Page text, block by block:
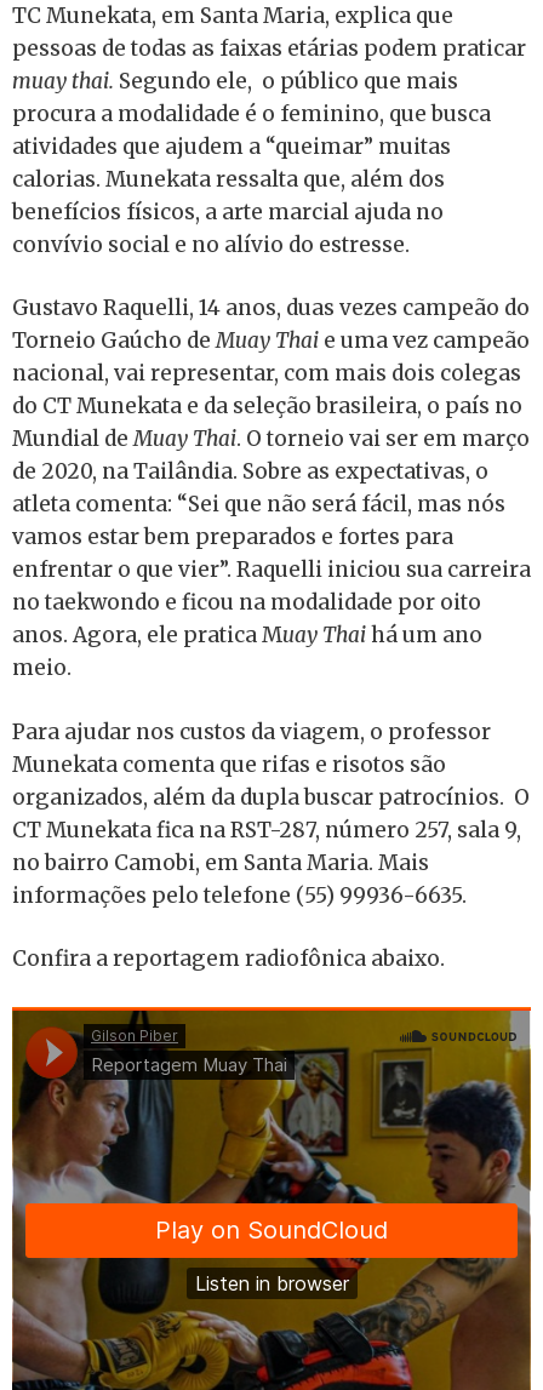
TC Munekata, em Santa Maria, explica que
pessoas de todas as faixas etárias podem praticar
muay thai. Segundo ele, o público que mais
procura a modalidade é o feminino, que busca
atividades que ajudem a “queimar” muitas
calorias. Munekata ressalta que, além dos
benefícios físicos, a arte marcial ajuda no
convívio social e no alívio do estresse.
Gustavo Raquelli, 14 anos, duas vezes campeão do
Torneio Gaúcho deMuay Thai e uma vez campeão
nacional, vai representar, com mais dois colegas
do CT Munekata e da seleção brasileira, o país no
Mundial deMuay Thai. O torneio vai ser em março
de 2020, na Tailândia. Sobre as expectativas, o
atleta comenta: “Sei que não será fácil, mas nós
vamos estar bem preparados e fortes para
enfrentar o que vier”. Raquelli iniciou sua carreira
no taekwondo e ficou na modalidade por oito
anos. Agora, ele pratica Muay Thaihá um ano
meio.
Para ajudar nos custos da viagem, o professor
Munekata comenta que rifas e risotos são
organizados, além da dupla buscar patrocínios. O
CT Munekata fica na RST-287, número 257, sala 9,
no bairro Camobi, em Santa Maria. Mais
informações pelo telefone (55) 99936-6635.
Confira a reportagem radiofônica abaixo.